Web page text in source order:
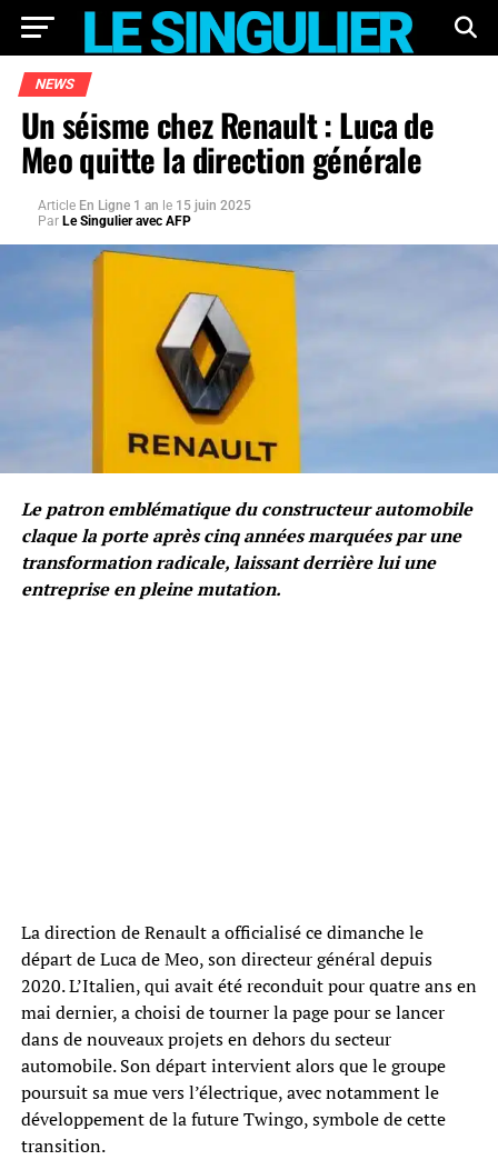
NEWS
Un séisme chez Renault : Luca de
Meo quitte la direction générale
Article En Ligne 1 an le 15 juin 2025
Par Le Singulier avec AFP
Le patron emblématique du constructeur automobile
claque la porte après cinq années marquées par une
transformation radicale, laissant derrière lui une
entreprise en pleine mutation.
La direction de Renault a officialisé ce dimanche le
départ de Luca de Meo, son directeur général depuis
2020. L’Italien, qui avait été reconduit pour quatre ans en
mai dernier, a choisi de tourner la page pour se lancer
dans de nouveaux projets en dehors du secteur
automobile. Son départ intervient alors que le groupe
poursuit sa mue vers l’électrique, avec notamment le
développement de la future Twingo, symbole de cette
transition.